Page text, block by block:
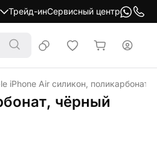
Трейд-инСервисный центр
iPhone Air силикон, поликарбонат,
чёрный